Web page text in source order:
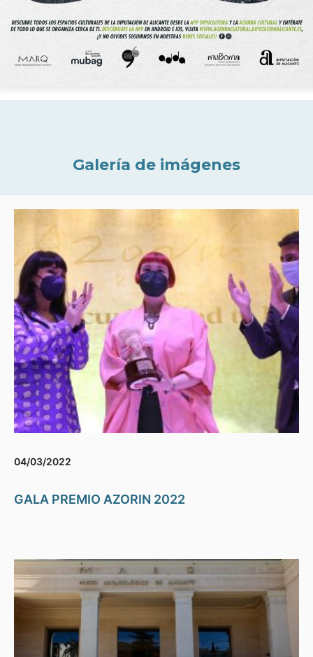
Galería de imágenes
04/03/2022
GALA PREMIO AZORIN 2022